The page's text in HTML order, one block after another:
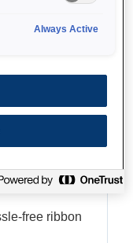
free ribbon
Always Active